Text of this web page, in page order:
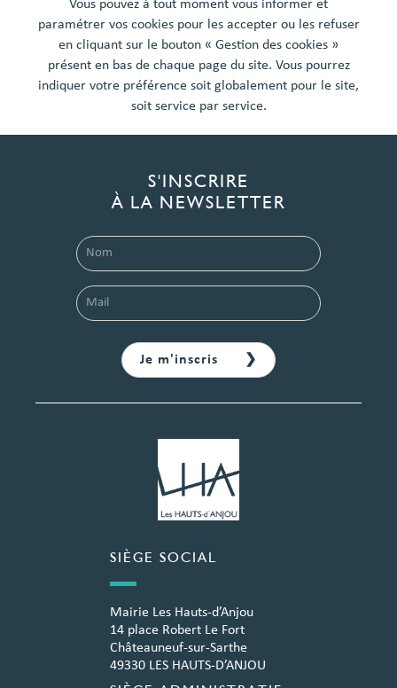
Vous pouvez à tout moment vous informer et
paramétrer vos cookies pour les accepter ou les refuser
en cliquant sur le bouton « Gestion des cookies »
présent en bas de chaque page du site. Vous pourrez
indiquer votre préférence soit globalement pour le site,
soit service par service.
S'INSCRIRE
À LA NEWSLETTER
SIÈGE SOCIAL
Mairie Les Hauts-d’Anjou
14 place Robert Le Fort
Châteauneuf-sur-Sarthe
49330 LES HAUTS-D’ANJOU